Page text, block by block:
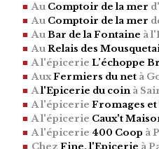
Au Comptoir de la mer
Au Comptoir de la mer
AuBar de la Fontaine à
AuRelais des
A l'épicerie L’échoppe
AuxFermiers du net à
Al'Epicerie du coin à
A l'épicerie Fromages
A l'épicerie Caux't
A l'épicerie 400 Coop à